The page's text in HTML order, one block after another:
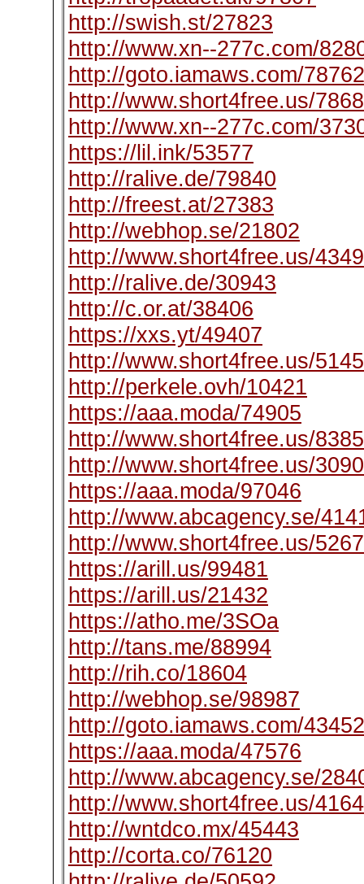
http://swish.st/27823
http://www.xn--277c.com/
http://goto.iamaws.com/78762
http://www.short4free.us/
http://www.xn--277c.com/
https://lil.ink/53577
http://ralive.de/79840
http://freest.at/27383
http://webhop.se/21802
http://www.short4free.us/
http://ralive.de/30943
http://c.or.at/38406
https://xxs.yt/49407
http://www.short4free.us/
http://perkele.ovh/10421
https://aaa.moda/74905
http://www.short4free.us/
http://www.short4free.us/
https://aaa.moda/97046
http://www.abcagency.se/
http://www.short4free.us/
https://arill.us/99481
https://arill.us/21432
https://atho.me/3SOa
http://tans.me/88994
http://rih.co/18604
http://webhop.se/98987
http://goto.iamaws.com/43452
https://aaa.moda/47576
http://www.abcagency.se/
http://www.short4free.us/
http://wntdco.mx/45443
http://corta.co/76120